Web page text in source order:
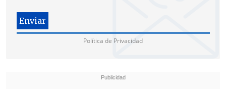
Política de Privacidad